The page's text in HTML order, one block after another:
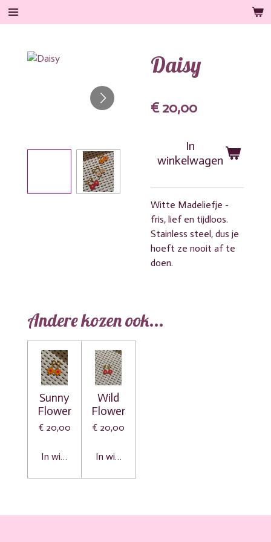
Ga
direct
Daisy
€ 20,00
In
winkelwagen
Witte Madeliefje -
fris, lief en tijdloos.
Stainless steel, dus je
hoeft ze nooit af te
doen.
Andere kozen ook...
Sunny
Flower
€ 20,00
In winkelwagen
Wild
Flower
€ 20,00
In winkelwagen